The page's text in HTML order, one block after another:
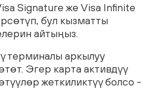
Signature же Visa Infinite
бул кызматты
айтыңыз.
терминалы аркылуу
Эгер карта активдүү
жеткиликтүү болсо -